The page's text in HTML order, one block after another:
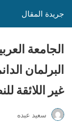
جريدة المقال
الجامعة
البرلمان
غير اللائقة
سعيد عبده